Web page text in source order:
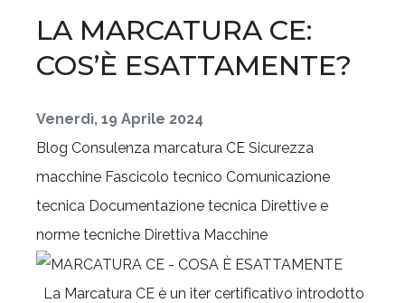
LA MARCATURA CE:
COS’È ESATTAMENTE?
Venerdì, 19 Aprile 2024
Blog Consulenza marcatura CE Sicurezza
macchine Fascicolo tecnico Comunicazione
tecnica Documentazione tecnica Direttive e
norme tecniche Direttiva Macchine
La Marcatura CE è un iter certificativo introdotto